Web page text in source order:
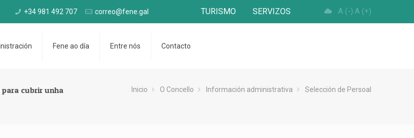
+34 981 492 707 correo@fene.gal TURISMO SERVIZOS A (-) A (+)
Fene ao día Entre nós Contacto
cubrir unha
Inicio O Concello Información administrativa Selección de Persoal